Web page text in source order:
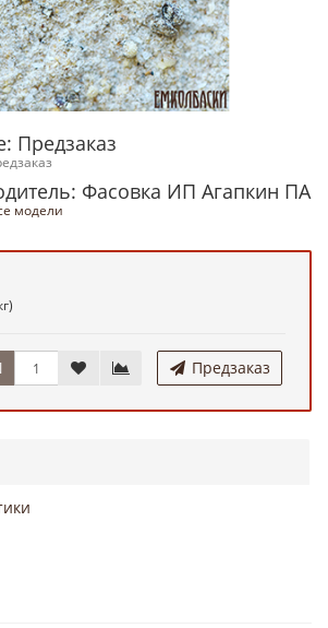
Предзаказ
Фасовка ИП Агапкин ПА
модели
Предзаказ